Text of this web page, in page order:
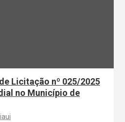
Licitação nº 025/2025
no Município de